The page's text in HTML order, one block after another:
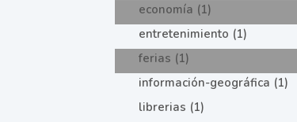
economía (1)
entretenimiento (1)
ferias (1)
información-geográfica (1)
librerias (1)